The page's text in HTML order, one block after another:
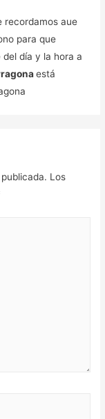
recordamos aue
para que
día y la hora a
está
Los